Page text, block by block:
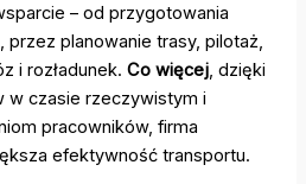
– od przygotowania
planowanie trasy, pilotaż,
i rozładunek.Co więcej, dzięki
w czasie rzeczywistym i
pracowników, firma
efektywność transportu.